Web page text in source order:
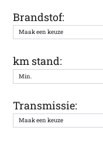
Brandstof:
km stand:
Transmissie: